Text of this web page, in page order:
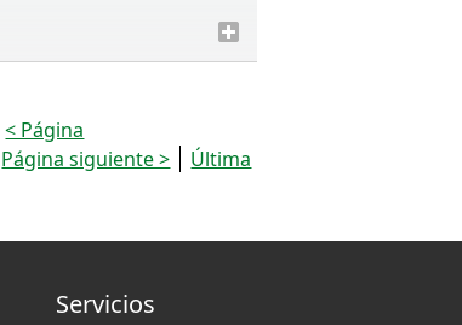
que
con justicia y
< Página
Página siguiente >
Última
Servicios